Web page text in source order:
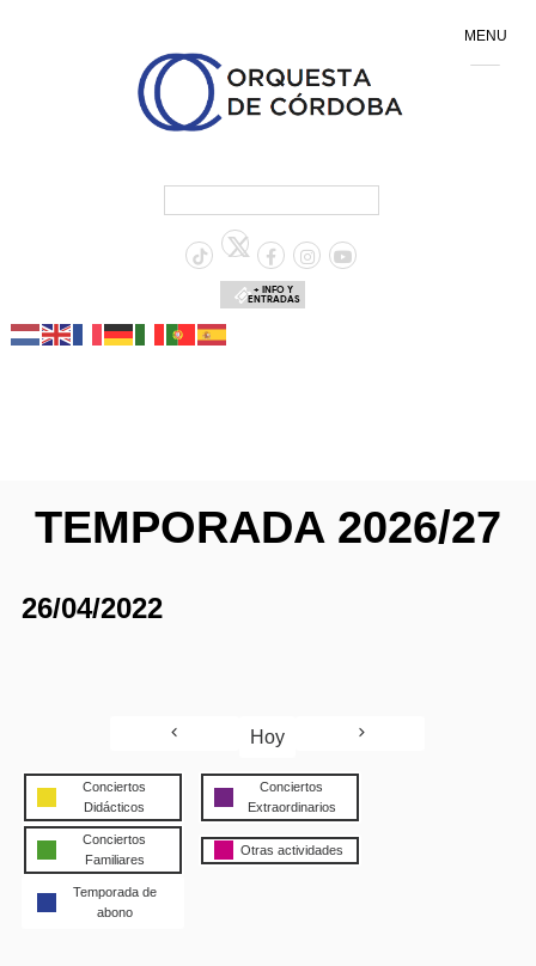
+ INFO Y
ENTRADAS
TEMPORADA 2026/27
26/04/2022
Hoy
Conciertos
Didácticos
Conciertos
Extraordinarios
Conciertos
Familiares
Otras actividades
Temporada de
abono
MENU